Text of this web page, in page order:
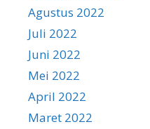
Agustus 2022
Juli 2022
Juni 2022
Mei 2022
April 2022
Maret 2022